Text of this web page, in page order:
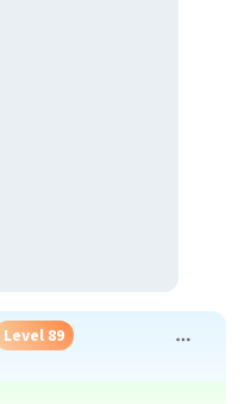
Level 89